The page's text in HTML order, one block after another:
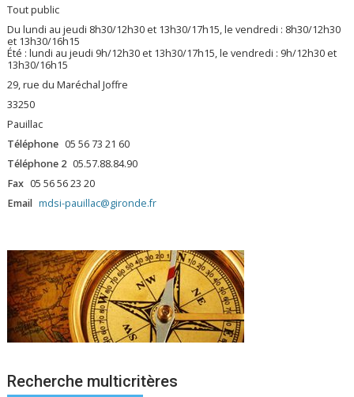
Tout public
Du lundi au jeudi 8h30/12h30 et 13h30/17h15, le vendredi : 8h30/12h30
et 13h30/16h15
Été : lundi au jeudi 9h/12h30 et 13h30/17h15, le vendredi : 9h/12h30 et
13h30/16h15
29, rue du Maréchal Joffre
33250
Pauillac
Téléphone 05 56 73 21 60
Téléphone 2 05.57.88.84.90
Fax 05 56 56 23 20
Email mdsi-pauillac@gironde.fr
Recherche multicritères